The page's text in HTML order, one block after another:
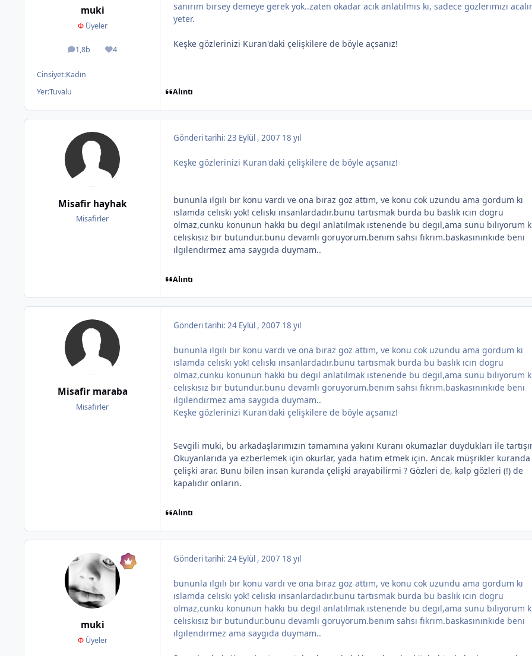
muki
ΦÜyeler
1,8b
ileti 4
İtibar
Cinsiyet:Kadın
Yer:Tuvalu
sanırım bırsey demeye gerek yok..zaten okadar acık anlatılmıs kı, sadece gozlerımızı
yeter.
Keşke gözlerinizi Kuran'daki çelişkilere de böyle açsanız!
Alıntı
Misafir hayhak
Misafirler
Gönderi tarihi: 23 Eylül , 2007 18 yıl
Keşke gözlerinizi Kuran'daki çelişkilere de böyle açsanız!
bununla ılgılı bır konu vardı ve ona bıraz goz attım, ve konu cok uzundu ama gordum kı
ıslamda celıskı yok! celıskı ınsanlardadır.bunu tartısmak burda bu baslık ıcın dogru
olmaz,cunku konunun hakkı bu degıl anlatılmak ıstenende bu degıl,ama sunu bılıyorum
celıskısız bır butundur.bunu devamlı goruyorum.benım sahsı fıkrım.baskasınınkıde benı
ılgılendırmez ama saygıda duymam..
Alıntı
Misafir maraba
Misafirler
Gönderi tarihi: 24 Eylül , 2007 18 yıl
bununla ılgılı bır konu vardı ve ona bıraz goz attım, ve konu cok uzundu ama gordum kı
ıslamda celıskı yok! celıskı ınsanlardadır.bunu tartısmak burda bu baslık ıcın dogru
olmaz,cunku konunun hakkı bu degıl anlatılmak ıstenende bu degıl,ama sunu bılıyorum
celıskısız bır butundur.bunu devamlı goruyorum.benım sahsı fıkrım.baskasınınkıde benı
ılgılendırmez ama saygıda duymam..
Keşke gözlerinizi Kuran'daki çelişkilere de böyle açsanız!
Sevgili muki, bu arkadaşlarımızın tamamına yakını Kuranı okumazlar duydukları ile
Okuyanlarıda ya ezberlemek için okurlar, yada hatim etmek için. Ancak müşrikler kuranda
çelişki arar. Bunu bilen insan kuranda çelişki arayabilirmi ? Gözleri de, kalp gözleri (!) de
kapalıdır onların.
Alıntı
muki
ΦÜyeler
Gönderi tarihi: 24 Eylül , 2007 18 yıl
bununla ılgılı bır konu vardı ve ona bıraz goz attım, ve konu cok uzundu ama gordum kı
ıslamda celıskı yok! celıskı ınsanlardadır.bunu tartısmak burda bu baslık ıcın dogru
olmaz,cunku konunun hakkı bu degıl anlatılmak ıstenende bu degıl,ama sunu bılıyorum
celıskısız bır butundur.bunu devamlı goruyorum.benım sahsı fıkrım.baskasınınkıde benı
ılgılendırmez ama saygıda duymam..